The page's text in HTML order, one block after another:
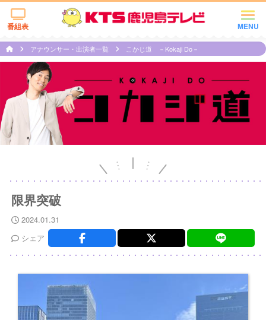
MENU
番組表
アナウンサー・出演者一覧 こかじ道 －Kokaji Do－
限界突破
2024.01.31
シェア